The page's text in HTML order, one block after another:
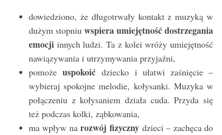
dowiedziono, że długotrwały kontakt z muzyką w
dużym stopniu wspiera umiejętność dostrzegania
emocjiinnych ludzi. Ta z kolei wróży umiejętność
nawiązywania i utrzymywania przyjaźni,
pomożeuspokoić dziecko i ułatwi zaśnięcie –
wybieraj spokojne melodie, kołysanki. Muzyka w
połączeniu z kołysaniem działa cuda. Przyda się
też podczas kolki, ząbkowania,
ma wpływ narozwój fizyczny dzieci – zachęca do